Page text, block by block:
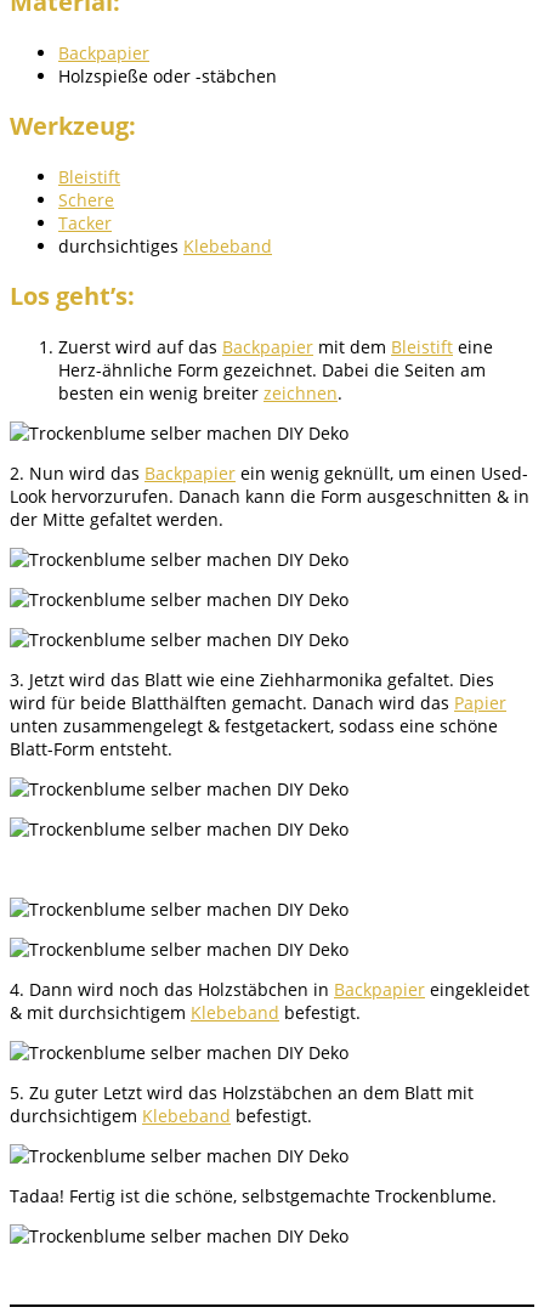
Backpapier
Holzspieße oder -stäbchen
Werkzeug:
Bleistift
Schere
Tacker
durchsichtiges Klebeband
Los geht’s:
Zuerst wird auf das Backpapier mit dem Bleistift eine
Herz-ähnliche Form gezeichnet. Dabei die Seiten am
besten ein wenig breiter zeichnen.
2. Nun wird das Backpapier ein wenig geknüllt, um einen Used-
Look hervorzurufen. Danach kann die Form ausgeschnitten & in
der Mitte gefaltet werden.
3. Jetzt wird das Blatt wie eine Ziehharmonika gefaltet. Dies
wird für beide Blatthälften gemacht. Danach wird das Papier
unten zusammengelegt & festgetackert, sodass eine schöne
Blatt-Form entsteht.
4. Dann wird noch das Holzstäbchen in Backpapier eingekleidet
& mit durchsichtigem Klebeband befestigt.
5. Zu guter Letzt wird das Holzstäbchen an dem Blatt mit
durchsichtigem Klebeband befestigt.
Tadaa! Fertig ist die schöne, selbstgemachte Trockenblume.